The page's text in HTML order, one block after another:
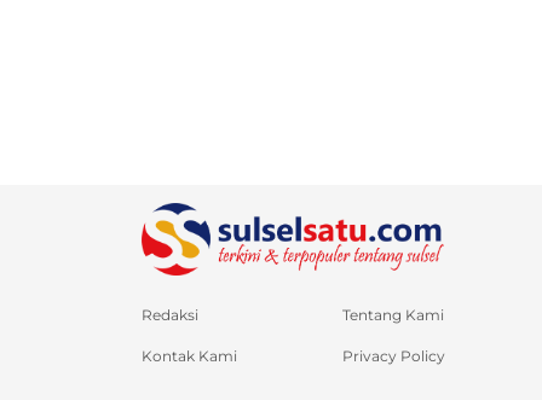
Redaksi Tentang Kami
Kontak Kami Privacy Policy